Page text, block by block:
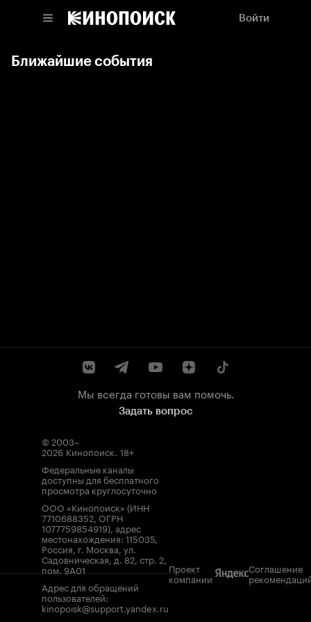
Войти
Ближайшие события
Мы всегда готовы вам помочь.
Задать вопрос
© 2003–
2026 Кинопоиск. 18+
Федеральные каналы
доступны для бесплатного
просмотра круглосуточно
ООО «Кинопоиск» (ИНН
7710688352, ОГРН
1077759854919), адрес
местонахождения: 115035,
Россия, г. Москва, ул.
Садовническая, д. 82, стр. 2,
пом. 9А01
Адрес для обращений
пользователей:
kinopoisk@support.yandex.ru
Проект
компании
Соглашение